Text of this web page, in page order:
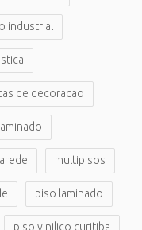
industrial
de decoracao
multipisos
piso laminado
piso vinilico curitiba